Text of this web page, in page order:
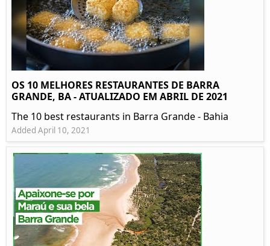
OS 10 MELHORES RESTAURANTES DE BARRA
GRANDE, BA - ATUALIZADO EM ABRIL DE 2021
The 10 best restaurants in Barra Grande - Bahia
Added April 10, 2021